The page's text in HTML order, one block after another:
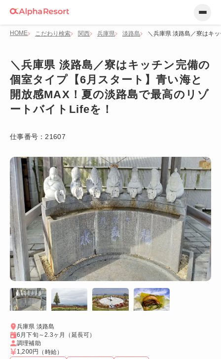
HOME こだわり検索 関西 兵庫県 淡路島 ＼兵庫県 淡路島／寮はキ
＼兵庫県 淡路島／寮はキッチン完備の
個室タイプ【6月スタート】青い海と
開放感MAX！夏の淡路島で最高のリゾ
ートバイトLifeを！
仕事番号： 21607
兵庫県 淡路島
6月下旬～2.3ヶ月（延長可）
調理補助
1,200円
（時給）